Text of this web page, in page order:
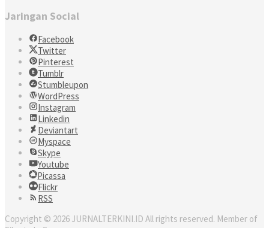
Jaringan Social
Facebook
Twitter
Pinterest
Tumblr
Stumbleupon
WordPress
Instagram
Linkedin
Deviantart
Myspace
Skype
Youtube
Picassa
Flickr
RSS
Copyright © 2026 JURNALTERKINI.ID All rights reserved. Member of